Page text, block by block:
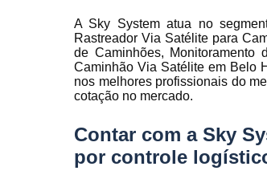
A Sky System atua no
Rastreador Via Satélite para
de Caminhões, Monitoramento
Caminhão Via Satélite em Belo
nos melhores profissionais do
cotação no mercado.
Contar com a Sky
por controle